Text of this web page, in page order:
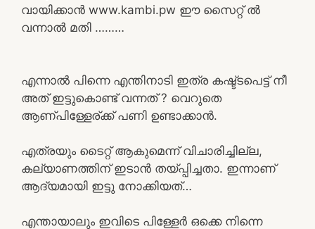
വായിക്കാൻ www.kambi.pw ഈ സൈറ്റ് ൽ
വന്നാൽ മതി ………
എന്നാൽ പിന്നെ എന്തിനാടി ഇത്ര കഷ്ട്ടപെട്ട് നീ
അത് ഇട്ടുകൊണ്ട് വന്നത് ? വെറുതെ
ആണ്പിള്ളേര്ക്ക് പണി ഉണ്ടാക്കാൻ.
എത്രയും ടൈറ്റ് ആകുമെന്ന് വിചാരിച്ചില്ല,
കല്യാണത്തിന് ഇടാൻ തയ്പ്പിച്ചതാ. ഇന്നാണ്
ആദ്യമായി ഇട്ടു നോക്കിയത്…
എന്തായാലും ഇവിടെ പിള്ളേർ ഒക്കെ നിന്നെ